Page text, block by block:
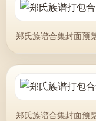
郑氏族谱合集封面预
郑氏族谱合集封面预